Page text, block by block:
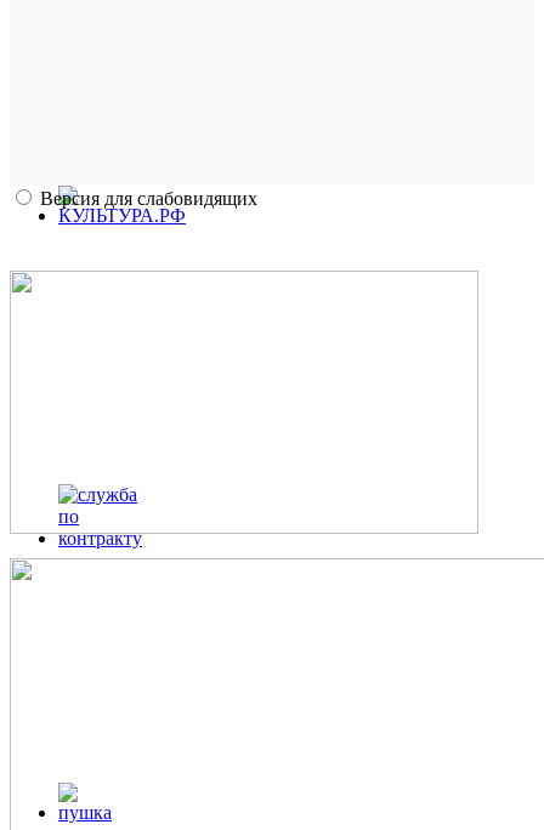
Версия для слабовидящих